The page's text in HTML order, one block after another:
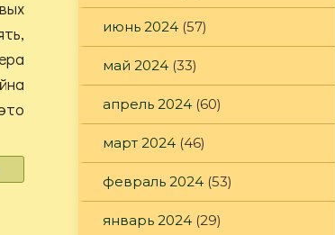
«Для
июнь 2024 (57)
май 2024 (33)
апрель 2024 (60)
март 2024 (46)
февраль 2024 (53)
январь 2024 (29)